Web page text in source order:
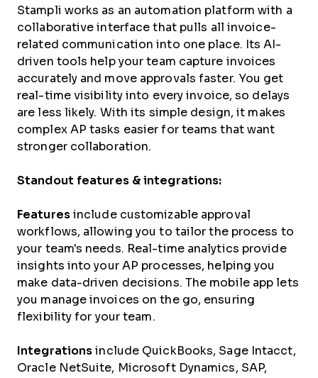
Stampli works as an automation platform with a
collaborative interface that pulls all invoice-
related communication into one place. Its AI-
driven tools help your team capture invoices
accurately and move approvals faster. You get
real-time visibility into every invoice, so delays
are less likely. With its simple design, it makes
complex AP tasks easier for teams that want
stronger collaboration.
Standout features & integrations:
Featuresinclude customizable approval
workflows, allowing you to tailor the process to
your team's needs. Real-time analytics provide
insights into your AP processes, helping you
make data-driven decisions. The mobile app lets
you manage invoices on the go, ensuring
flexibility for your team.
Integrations include QuickBooks, Sage Intacct,
Oracle NetSuite, Microsoft Dynamics, SAP,